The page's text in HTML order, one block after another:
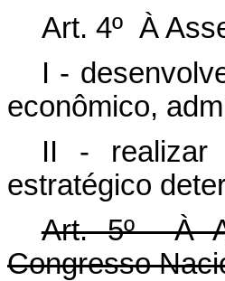
Art. 4º À
I -
econômico,
II - realizar
estratégico
Art. 5º À
Congresso